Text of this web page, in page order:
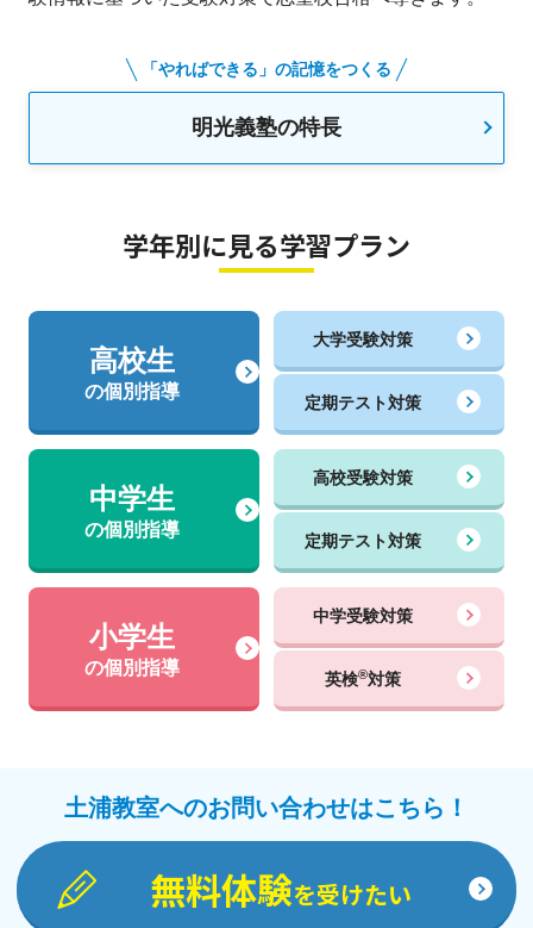
「やればできる」の記憶をつくる
明光義塾の特長
学年別に見る学習プラン
高校生
の個別指導
大学受験対策
定期テスト対策
中学生
の個別指導
高校受験対策
定期テスト対策
小学生
の個別指導
中学受験対策
英検®対策
土浦教室へのお問い合わせはこちら！
無料体験を受けたい